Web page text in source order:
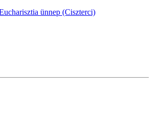
ünnep (Ciszterci)